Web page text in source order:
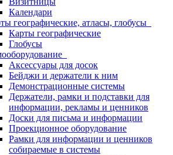
Календари
географические, атласы, глобусы
Карты географические
Глобусы
Аксессуары для досок
Бейджи и держатели к ним
Демонстрационные системы
Держатели, рамки и подставки для
информации, рекламы и ценников
Доски для письма и информации
Проекционное оборудование
Рамки для информации и ценников
собираемые в системы